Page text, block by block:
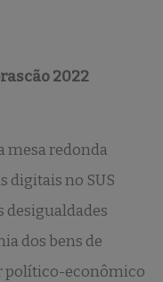
2022
mesa redonda
digitais no SUS
desigualdades
dos bens de
político-econômico